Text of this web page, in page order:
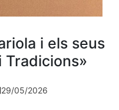
i els seus
Tradicions»
29/05/2026